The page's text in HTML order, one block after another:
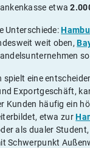
etwa
Unterschiede:
weit oben,
spielt eine
Exportgeschäft,
Kunden häufig ein
etwa zur
als dualer
Schwerpunkt